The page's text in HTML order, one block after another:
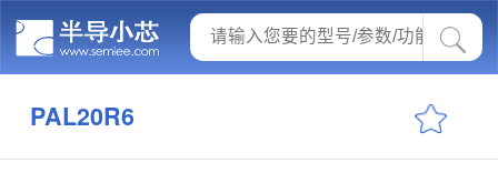
PAL20R6